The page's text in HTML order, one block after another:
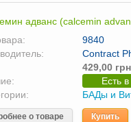
адванс (calcemin
9840
Contract
429,00 грн
Есть
БАДы и
о товаре Купить